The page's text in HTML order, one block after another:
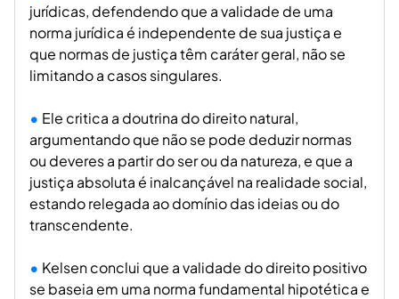
jurídicas, defendendo que a validade de uma
norma jurídica é independente de sua justiça e
que normas de justiça têm caráter geral, não se
limitando a casos singulares.
Ele critica a doutrina do direito natural,
argumentando que não se pode deduzir normas
ou deveres a partir do ser ou da natureza, e que a
justiça absoluta é inalcançável na realidade social,
estando relegada ao domínio das ideias ou do
transcendente.
Kelsen conclui que a validade do direito positivo
se baseia em uma norma fundamental hipotética e